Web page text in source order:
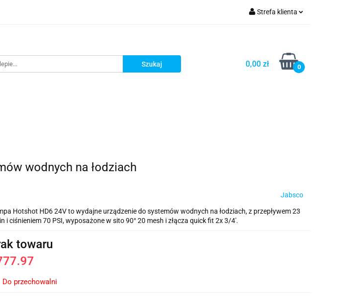
Strefa klienta
Zarejestruj się
Dodaj zgłoszenie
0,00 zł 0
wodnych na łodziach
Jabsco
Hotshot HD6 24V to wydajne urządzenie do systemów wodnych na łodziach, z przepływem 23
i ciśnieniem 70 PSI, wyposażone w sito 90° 20 mesh i złącza quick fit 2x 3/4'.
towaru
Do przechowalni